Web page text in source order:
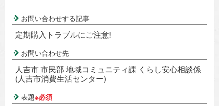
お問い合わせする記事
定期購入トラブルにご注意!
お問い合わせ先
人吉市 市民部 地域コミュニティ課 くらし安心相談係
(人吉市消費生活センター)
表題※必須